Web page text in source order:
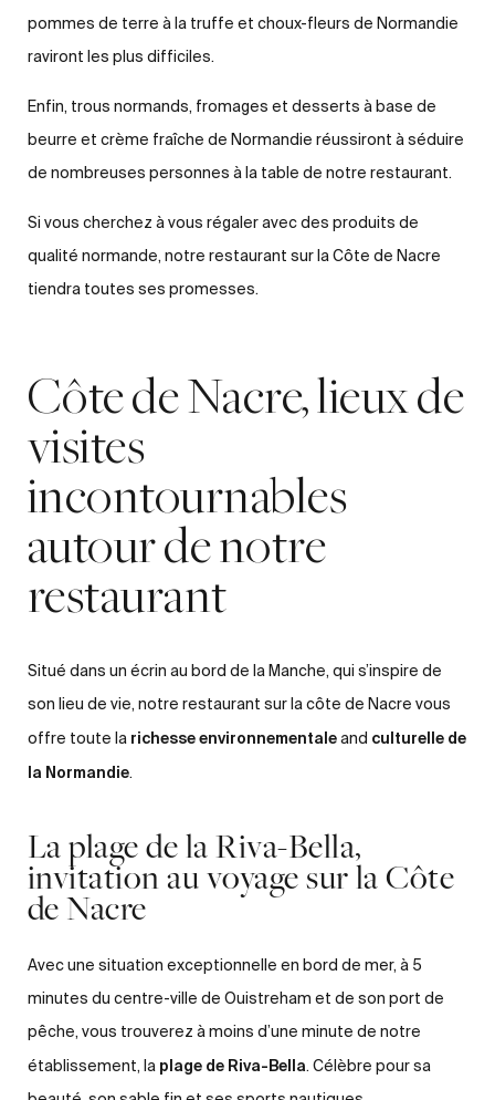
pommes de terre à la truffe et choux-fleurs de Normandie
raviront les plus difficiles.
Enfin, trous normands, fromages et desserts à base de
beurre et crème fraîche de Normandie réussiront à séduire
de nombreuses personnes à la table de notre restaurant.
Si vous cherchez à vous régaler avec des produits de
qualité normande, notre restaurant sur la Côte de Nacre
tiendra toutes ses promesses.
Côte de Nacre, lieux de
visites
incontournables
autour de notre
restaurant
Situé dans un écrin au bord de la Manche, qui s’inspire de
son lieu de vie, notre restaurant sur la côte de Nacre vous
offre toute la richesse environnementale and culturelle de
la Normandie.
La plage de la Riva-Bella,
invitation au voyage sur la Côte
de Nacre
Avec une situation exceptionnelle en bord de mer, à 5
minutes du centre-ville de Ouistreham et de son port de
pêche, vous trouverez à moins d’une minute de notre
établissement, la plage de Riva-Bella. Célèbre pour sa